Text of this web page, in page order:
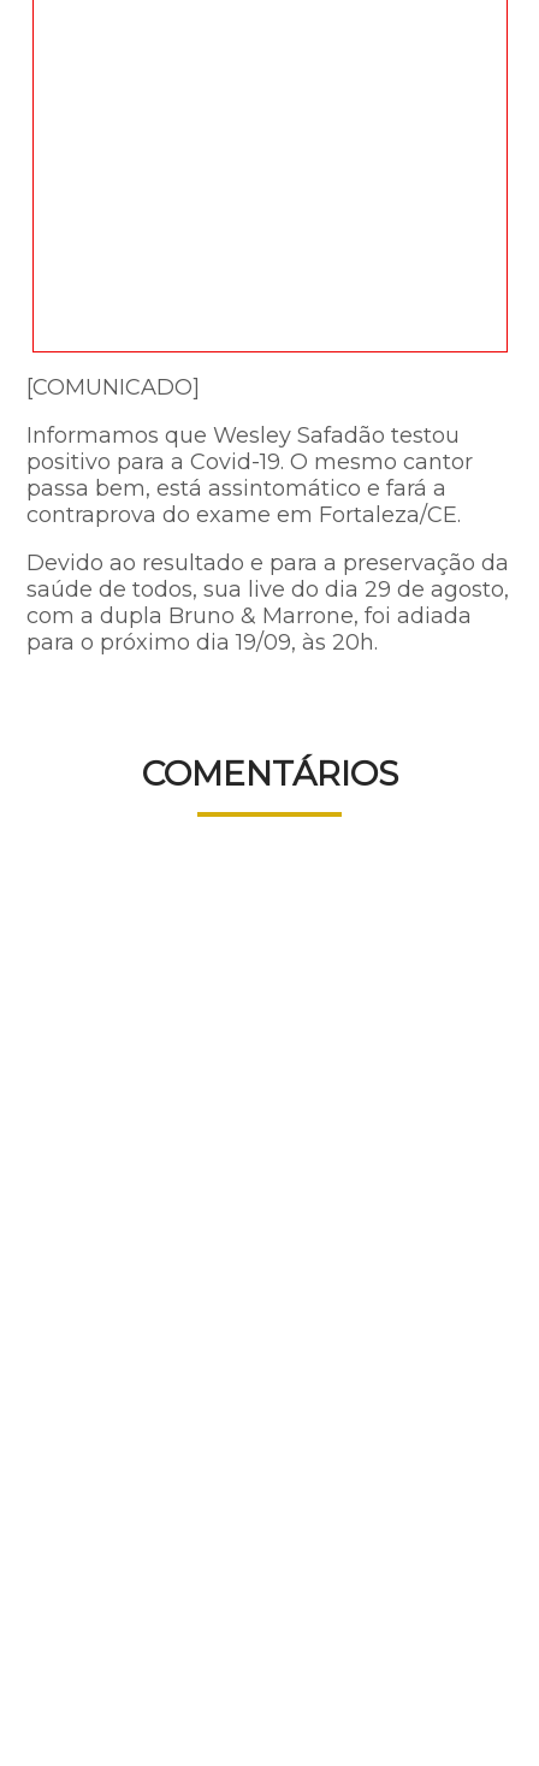
[COMUNICADO]
Informamos que Wesley Safadão testou
positivo para a Covid-19. O mesmo cantor
passa bem, está assintomático e fará a
contraprova do exame em Fortaleza/CE.
Devido ao resultado e para a preservação da
saúde de todos, sua live do dia 29 de agosto,
com a dupla Bruno & Marrone, foi adiada
para o próximo dia 19/09, às 20h.
COMENTÁRIOS